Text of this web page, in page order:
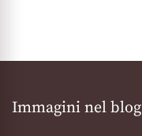
Immagini nel blog